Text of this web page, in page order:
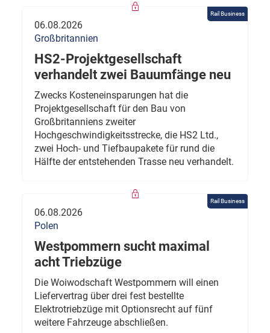
Rail Business
06.08.2026
Großbritannien
HS2-Projektgesellschaft
verhandelt zwei Bauumfänge neu
Zwecks Kosteneinsparungen hat die
Projektgesellschaft für den Bau von
Großbritanniens zweiter
Hochgeschwindigkeitsstrecke, die HS2 Ltd.,
zwei Hoch- und Tiefbaupakete für rund die
Hälfte der entstehenden Trasse neu verhandelt.
Rail Business
06.08.2026
Polen
Westpommern sucht maximal
acht Triebzüge
Die Woiwodschaft Westpommern will einen
Liefervertrag über drei fest bestellte
Elektrotriebzüge mit Optionsrecht auf fünf
weitere Fahrzeuge abschließen.